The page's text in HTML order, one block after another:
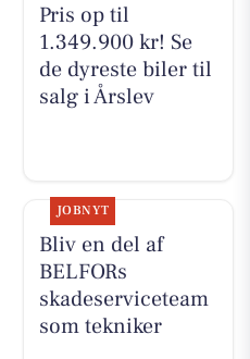
Pris op til
1.349.900 kr! Se
de dyreste biler til
salg i Årslev
JOBNYT
Bliv en del af
BELFORs
skadeserviceteam
som tekniker